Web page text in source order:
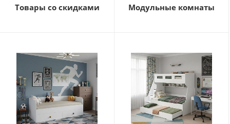
Товары со скидками Модульные комнаты